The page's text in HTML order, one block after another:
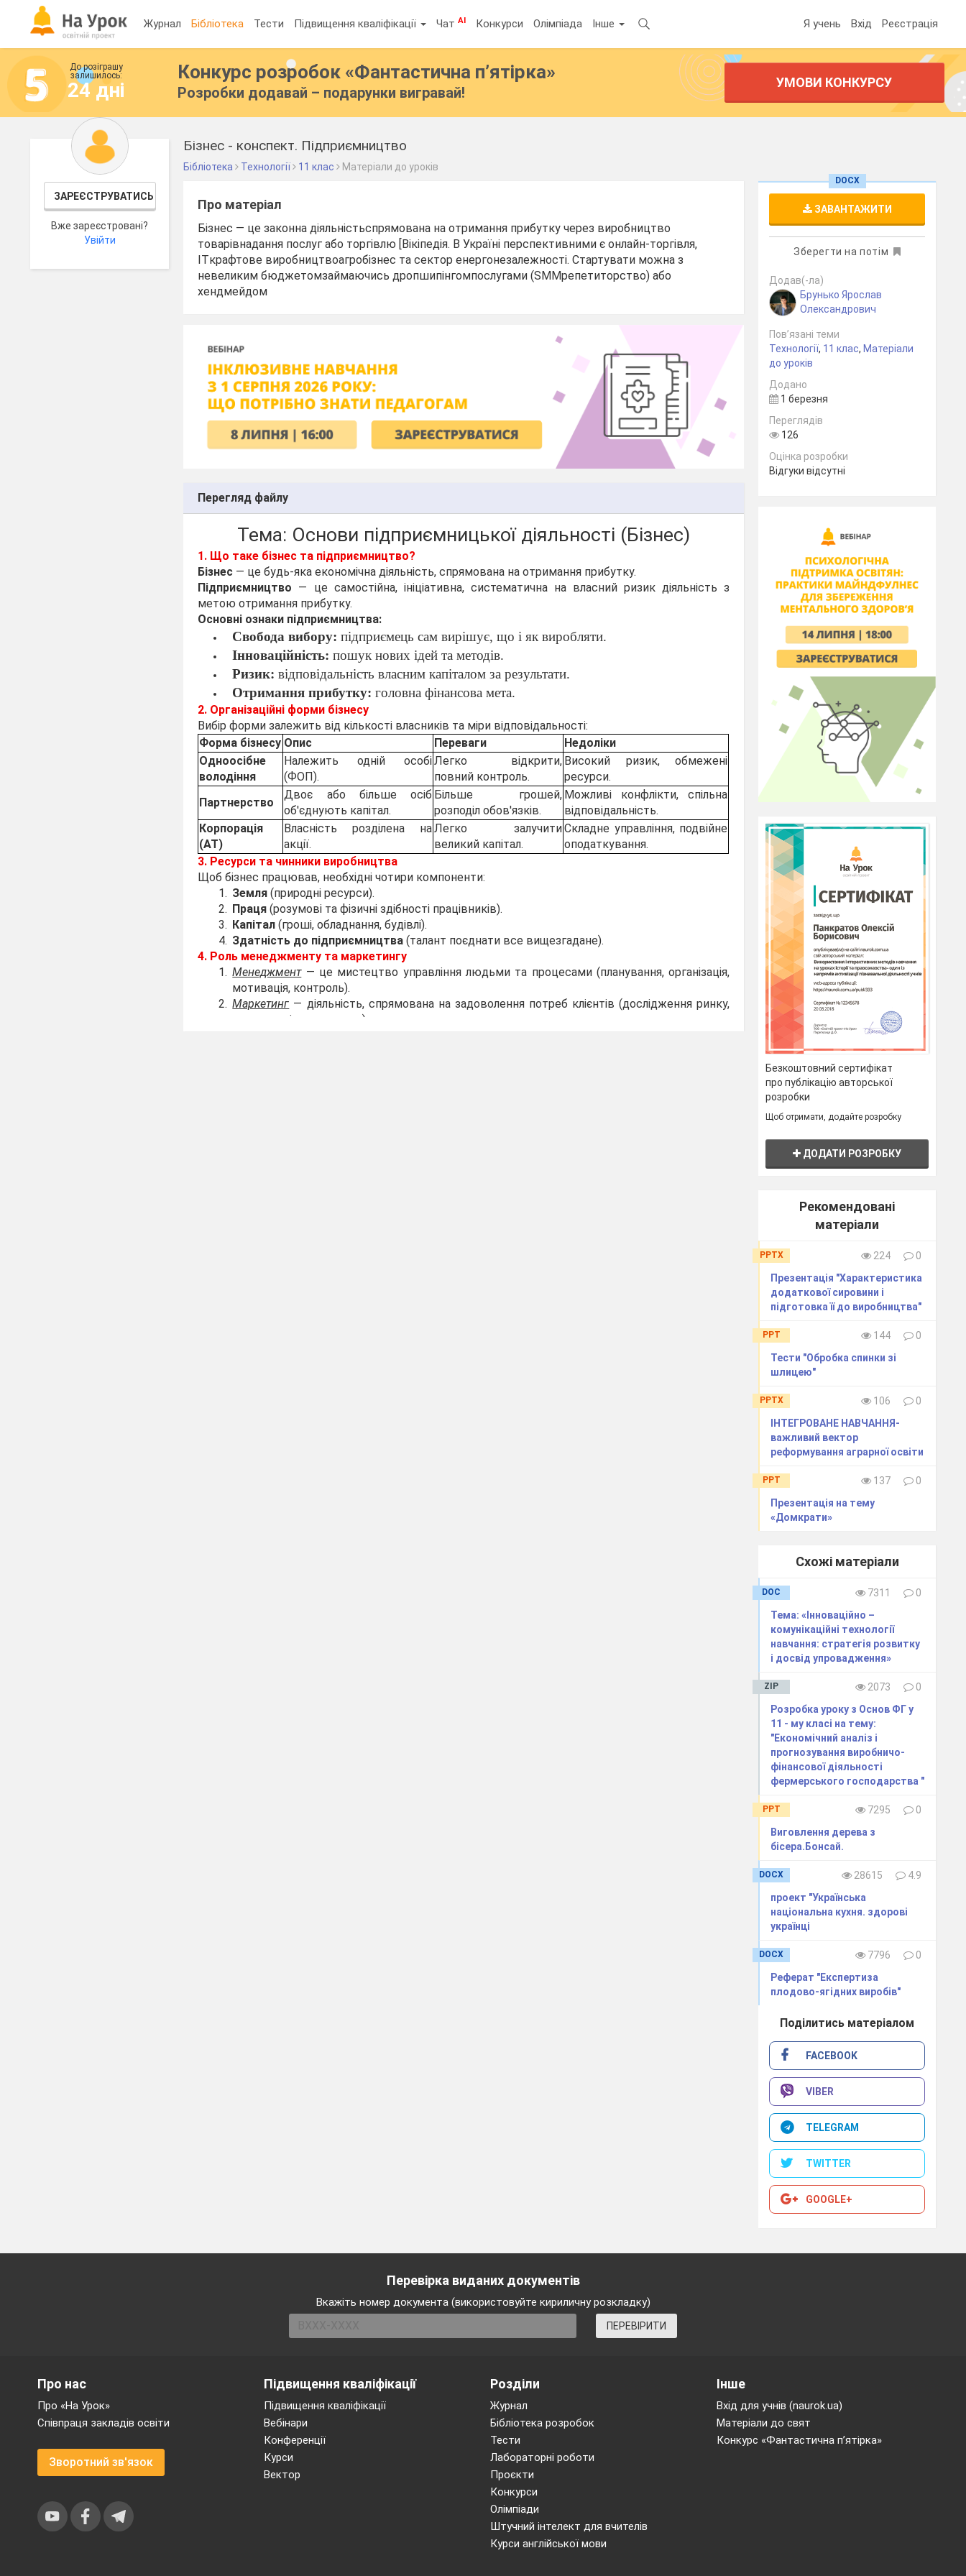
Журнал Бібліотека Тести Підвищення кваліфікації ЧатAI Конкурси Олімпіада Інше Я учень Вхід Реєстрація
До розіграшу
залишилось:
24 дні
Конкурс розробок «Фантастична п’ятірка»
Розробки додавай – подарунки вигравай!
УМОВИ КОНКУРСУ
ЗАРЕЄСТРУВАТИСЬ
Вже зареєстровані?
Увійти
Бізнес - конспект. Підприємництво
Бібліотека Технології 11 клас Матеріали до уроків
Про матеріал
Бізнес — це законна діяльністьспрямована на отримання прибутку через виробництво
товарівнадання послуг або торгівлю [Вікіпедія. В Україні перспективними є онлайн-торгівля,
ITкрафтове виробництвоагробізнес та сектор енергонезалежності. Стартувати можна з
невеликим бюджетомзаймаючись дропшипінгомпослугами (SMMрепетиторство) або
хендмейдом
Перегляд файлу
Тема: Основи підприємницької діяльності (Бізнес)
1. Що таке бізнес та підприємництво?
Бізнес — це будь-яка економічна діяльність, спрямована на отримання прибутку.
Підприємництво — це самостійна, ініціативна, систематична на власний ризик діяльність з
метою отримання прибутку.
Основні ознаки підприємництва:
Свобода вибору: підприємець сам вирішує, що і як виробляти.
Інноваційність: пошук нових ідей та методів.
Ризик: відповідальність власним капіталом за результати.
Отримання прибутку: головна фінансова мета.
2. Організаційні форми бізнесу
Вибір форми залежить від кількості власників та міри відповідальності:
Форма бізнесу Опис Переваги
Недоліки
Одноосібне
володіння
Належить одній особі
(ФОП).
Легко відкрити,
повний контроль.
Високий ризик, обмежені
ресурси.
Партнерство
Двоє або більше осіб
об'єднують капітал.
Більше грошей,
розподіл обов'язків.
Можливі конфлікти, спільна
відповідальність.
Корпорація
(АТ)
Власність розділена на
акції.
Легко залучити
великий капітал.
Складне управління, подвійне
оподаткування.
3. Ресурси та чинники виробництва
Щоб бізнес працював, необхідні чотири компоненти:
Земля (природні ресурси).
Праця (розумові та фізичні здібності працівників).
Капітал (гроші, обладнання, будівлі).
Здатність до підприємництва (талант поєднати все вищезгадане).
4. Роль менеджменту та маркетингу
Менеджмент— це мистецтво управління людьми та процесами (планування, організація,
мотивація, контроль).
Маркетинг — діяльність, спрямована на задоволення потреб клієнтів (дослідження ринку,
реклама, ціноутворення).
DOCX
ЗАВАНТАЖИТИ
Зберегти на потім
Додав(-ла)
Брунько Ярослав
Олександрович
Пов’язані теми
Технології, 11 клас, Матеріали
до уроків
Додано
1 березня
Переглядів
126
Оцінка розробки
Відгуки відсутні
Безкоштовний сертифікат
про публікацію авторської
розробки
Щоб отримати, додайте розробку
ДОДАТИ РОЗРОБКУ
Рекомендовані
матеріали
PPTX 224
0
Презентація "Характеристика
додаткової сировини і
підготовка її до виробництва"
PPT 144
0
Тести "Обробка спинки зі
шлицею"
PPTX 106
0
ІНТЕГРОВАНЕ НАВЧАННЯ-
важливий вектор
реформування аграрної освіти
PPT 137
0
Презентація на тему
«Домкрати»
Схожі матеріали
DOC 7311
0
Тема: «Інноваційно –
комунікаційні технології
навчання: стратегія розвитку
і досвід упровадження»
ZIP 2073
0
Розробка уроку з Основ ФГ у
11 - му класі на тему:
"Економічний аналіз і
прогнозування виробничо-
фінансової діяльності
фермерського господарства "
PPT 7295
0
Виговлення дерева з
бісера.Бонсай.
DOCX 28615
4.9
проект "Українська
національна кухня. здорові
українці
DOCX 7796
0
Реферат "Експертиза
плодово-ягідних виробів"
Поділитись матеріалом
FACEBOOK
VIBER
TELEGRAM
TWITTER
GOOGLE+
Перевірка виданих документів
Вкажіть номер документа (використовуйте кириличну розкладку)
ПЕРЕВІРИТИ
Підвищення кваліфікації
Підвищення кваліфікації
Вебінари
Конференції
Курси
Вектор
Розділи
Журнал
Бібліотека розробок
Тести
Лабораторні роботи
Проєкти
Конкурси
Олімпіади
Штучний інтелект для вчителів
Курси англійської мови
Про нас
Про «На Урок»
Співпраця закладів освіти
Зворотний зв'язок
Інше
Вхід для учнів (naurok.ua)
Матеріали до свят
Конкурс «Фантастична п’ятірка»